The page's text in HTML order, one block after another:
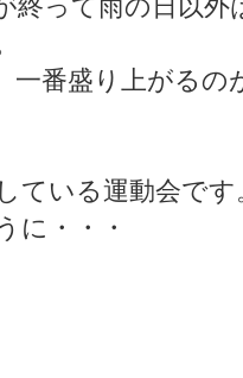
終って雨の日以外
一番盛り上がるの
ている運動会です
うに・・・ （